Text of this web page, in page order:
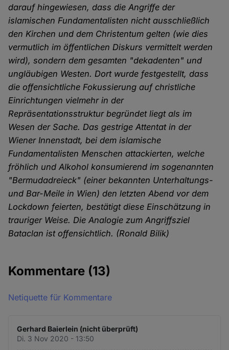
darauf hingewiesen, dass die Angriffe der
islamischen Fundamentalisten nicht ausschließlich
den Kirchen und dem Christentum gelten (wie dies
vermutlich im öffentlichen Diskurs vermittelt werden
wird), sondern dem gesamten "dekadenten" und
ungläubigen Westen. Dort wurde festgestellt, dass
die offensichtliche Fokussierung auf christliche
Einrichtungen vielmehr in der
Repräsentationsstruktur begründet liegt als im
Wesen der Sache. Das gestrige Attentat in der
Wiener Innenstadt, bei dem islamische
Fundamentalisten Menschen attackierten, welche
fröhlich und Alkohol konsumierend im sogenannten
"Bermudadreieck" (einer bekannten Unterhaltungs-
und Bar-Meile in Wien) den letzten Abend vor dem
Lockdown feierten, bestätigt diese Einschätzung in
trauriger Weise. Die Analogie zum Angriffsziel
Bataclan ist offensichtlich. (Ronald Bilik)
Kommentare (13)
Netiquette für Kommentare
Gerhard Baierlein (nicht überprüft)
Di. 3 Nov 2020 - 13:50